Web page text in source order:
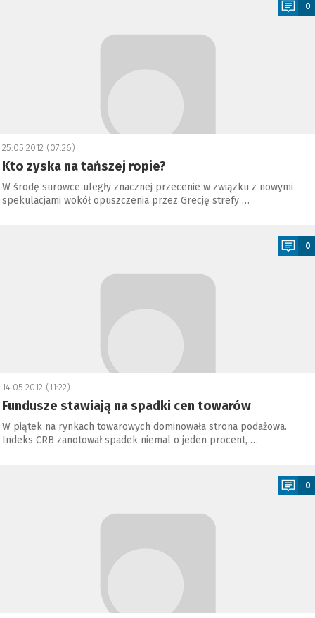
0
25.05.2012 (07:26)
Kto zyska na tańszej ropie?
W środę surowce uległy znacznej przecenie w związku z nowymi
spekulacjami wokół opuszczenia przez Grecję strefy …
0
14.05.2012 (11:22)
Fundusze stawiają na spadki cen towarów
W piątek na rynkach towarowych dominowała strona podażowa.
Indeks CRB zanotował spadek niemal o jeden procent, …
0